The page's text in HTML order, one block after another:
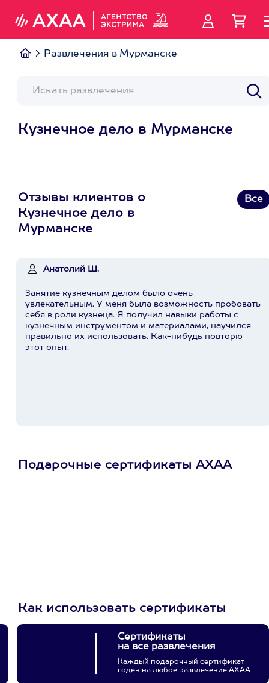
Развлечения в Мурманске
Кузнечное дело в Мурманске
Отзывы клиентов о
Кузнечное дело в
Мурманске
Все
Анатолий Ш.
Занятие кузнечным делом было очень
увлекательным. У меня была возможность пробовать
себя в роли кузнеца. Я получил навыки работы с
кузнечным инструментом и материалами, научился
правильно их использовать. Как-нибудь повторю
этот опыт.
Подарочные сертификаты АХАА
Как использовать сертификаты
Сертификаты
на все развлечения
Каждый подарочный сертификат
годен на любое развлечение АХАА